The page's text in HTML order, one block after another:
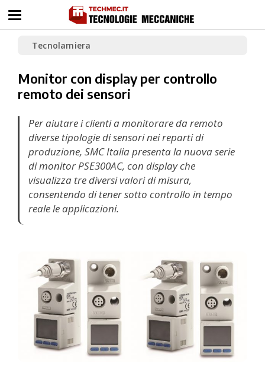
Tecnolamiera
Monitor con display per controllo
remoto dei sensori
Per aiutare i clienti a monitorare da remoto
diverse tipologie di sensori nei reparti di
produzione, SMC Italia presenta la nuova serie
di monitor PSE300AC, con display che
visualizza tre diversi valori di misura,
consentendo di tener sotto controllo in tempo
reale le applicazioni.